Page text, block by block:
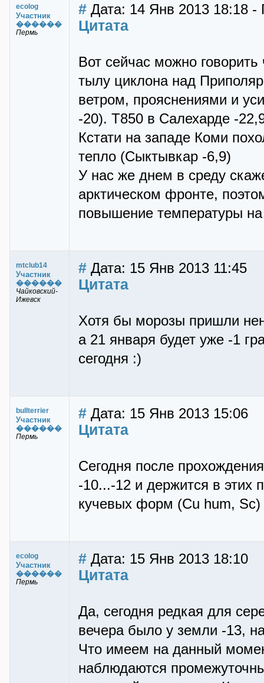
ecolog
Участник
������
Пермь
# Дата: 14 Янв 2013 18:18 -
Цитата
Вот сейчас можно
тылу циклона над
ветром, прояснениями и
-20). Т850 в Салехарде -
Кстати на западе Коми
тепло (Сыктывкар -6,9)
У нас же днем в среду
арктическом фронте,
повышение температуры на
mtclub14
Участник
������
Чайковский-
Ижевск
# Дата: 15 Янв 2013 11:45
Цитата
Хотя бы морозы пришли
а 21 января будет уже -1
сегодня :)
bullterrier
Участник
������
Пермь
# Дата: 15 Янв 2013 15:06
Цитата
Сегодня после
-10...-12 и держится в этих
кучевых форм (Cu hum, Sc)
ecolog
Участник
������
Пермь
# Дата: 15 Янв 2013 18:10
Цитата
Да, сегодня редкая для
вечера было у земли -13,
Что имеем на данный
наблюдаются